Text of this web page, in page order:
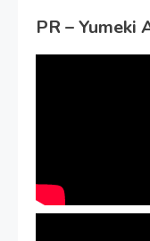
PR – Yumeki